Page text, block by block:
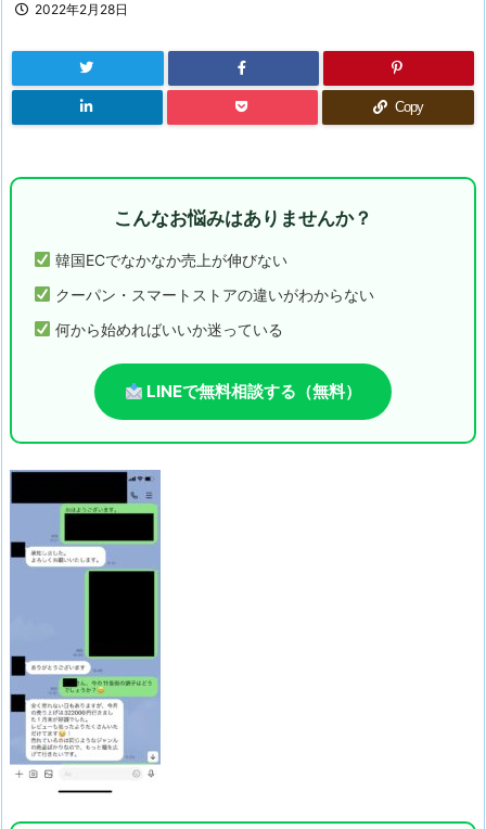
2022年2月28日
Copy
こんなお悩みはありませんか？
韓国ECでなかなか売上が伸びない
クーパン・スマートストアの違いがわからない
何から始めればいいか迷っている
LINEで無料相談する（無料）